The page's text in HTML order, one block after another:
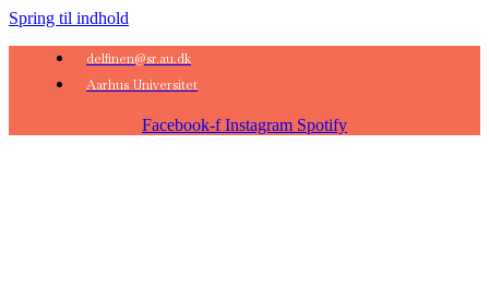
Spring til indhold
delfinen@sr.au.dk
Aarhus Universitet
Facebook-f Instagram Spotify